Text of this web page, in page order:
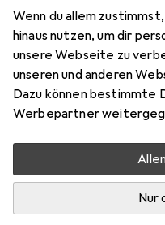
Wenn du allem
hinaus nutzen, um dir
unsere Webseite zu
unseren und anderen
Dazu können bestimmte
Werbepartner
Nur
MSL
Zubehör für